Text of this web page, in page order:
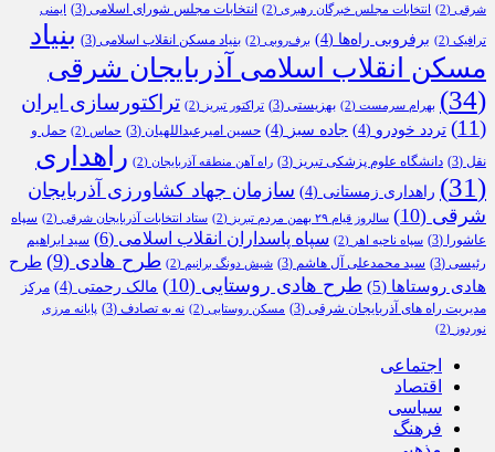
شرقی (2) انتخابات مجلس خبرگان رهبری (2) انتخابات مجلس شورای اسلامی (3) ایمنی
ترافیک (2) برفروبی راه‌ها (4) برف‌روبی (2) بنیاد مسکن انقلاب اسلامی (3)
بنیاد
مسکن انقلاب اسلامی آذربایجان شرقی
(34)
بهرام سرمست (2) بهزیستی (3) تراکتور تبریز (2)
تراکتورسازی ایران
(11)
تردد خودرو (4) جاده سبز (4) حسین امیرعبداللهیان (3) حماس (2)
حمل و
نقل (3) دانشگاه علوم پزشکی تبریز (3) راه آهن منطقه آذربایجان (2)
راهداری
(31)
راهداری زمستانی (4)
سازمان جهاد کشاورزی آذربایجان
شرقی (10) سالروز قیام ۲۹ بهمن مردم تبریز (2) ستاد انتخابات آذربایجان شرقی (2)
سپاه
عاشورا
(3) سپاه ناحیه اهر (2) سپاه پاسداران انقلاب اسلامی (6)
سید ابراهیم
رئیسی (3) سید محمدعلی آل هاشم (3) شیش دونگ برانیم (2) طرح هادی (9)
طرح
هادی روستاها (5) طرح هادی روستایی (10) مالک رحمتی (4)
مرکز
مدیریت راه های آذربایجان شرقی (3) مسکن روستایی (2) نه به تصادف (3)
پایانه مرزی
نوردوز (2)
اجتماعی
اقتصاد
سیاسی
فرهنگ